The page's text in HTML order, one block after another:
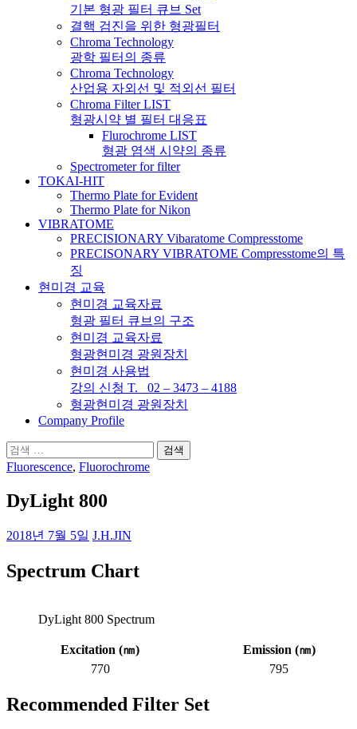
기본 형광 필터 큐브 Set
결핵 검진을 위한 형광필터
Chroma Technology
광학 필터의 종류
Chroma Technology
산업용 자외선 및 적외선 필터
Chroma Filter LIST
형광시약 별 필터 대응표
Flurochrome LIST
형광 염색 시약의 종류
Spectrometer for filter
TOKAI-HIT
Thermo Plate for Evident
Thermo Plate for Nikon
VIBRATOME
PRECISIONARY Vibaratome Compresstome
PRECISONARY VIBRATOME Compresstome의 특
징
현미경 교육
현미경 교육자료
형광 필터 큐브의 구조
현미경 교육자료
형광현미경 광원장치
현미경 사용법
강의 신청 T. 02 – 3473 – 4188
형광현미경 광원장치
Company Profile
검
색:
Fluorescence, Fluorochrome
DyLight 800
2018년 7월 5일 J.H.JIN
Spectrum Chart
DyLight 800 Spectrum
Excitation (㎚) Emission (㎚)
770
795
Recommended Filter Set